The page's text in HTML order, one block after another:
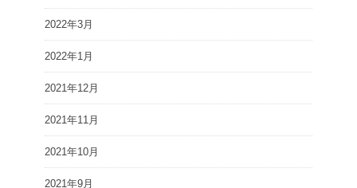
2022年3月
2022年1月
2021年12月
2021年11月
2021年10月
2021年9月